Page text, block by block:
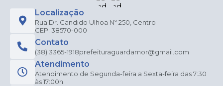
Localização
Rua Dr. Candido Ulhoa Nº 250, Centro
CEP: 38570-000
Contato
(38) 3365-1918prefeituraguardamor@gmail.com
Atendimento
Atendimento de Segunda-feira a Sexta-feira das 7:30
às 17:00h